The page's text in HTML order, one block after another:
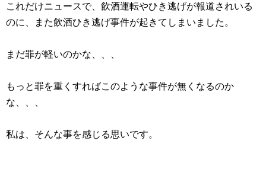
これだけニュースで、飲酒運転やひき逃げが報道されいる
のに、また飲酒ひき逃げ事件が起きてしまいました。
まだ罪が軽いのかな、、、
もっと罪を重くすればこのような事件が無くなるのか
な、、、
私は、そんな事を感じる思いです。